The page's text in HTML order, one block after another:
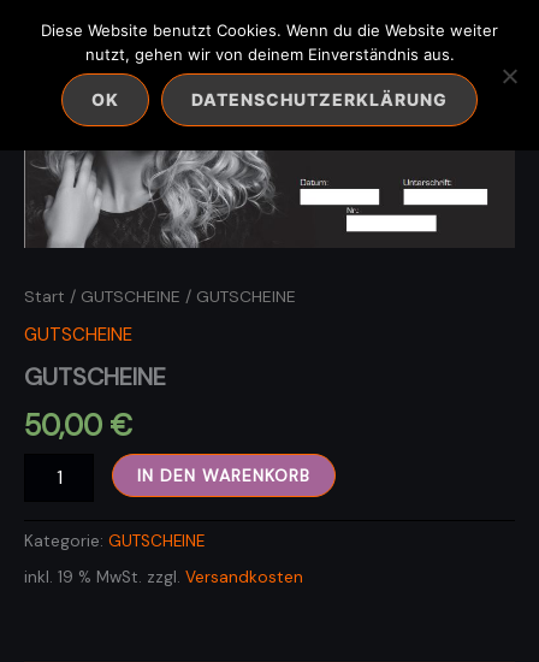
Inhalt
Start / GUTSCHEINE / GUTSCHEINE
GUTSCHEINE
GUTSCHEINE
50,00 €
GUTSCHEINE
Menge
IN DEN WARENKORB
Kategorie: GUTSCHEINE
inkl. 19 % MwSt. zzgl. Versandkosten
Diese Website benutzt Cookies. Wenn du die Website weiter
nutzt, gehen wir von deinem Einverständnis aus.
OK DATENSCHUTZERKLÄRUNG